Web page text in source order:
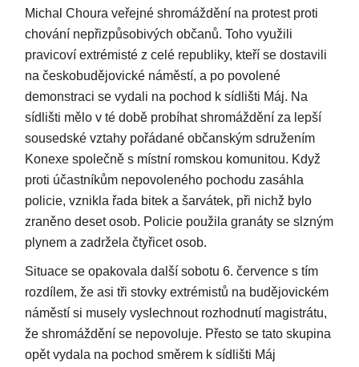
Michal Choura veřejné shromáždění na protest proti
chování nepřizpůsobivých občanů. Toho využili
pravicoví extrémisté z celé republiky, kteří se dostavili
na českobudějovické náměstí, a po povolené
demonstraci se vydali na pochod k sídlišti Máj. Na
sídlišti mělo v té době probíhat shromáždění za lepší
sousedské vztahy pořádané občanským sdružením
Konexe společně s místní romskou komunitou. Když
proti účastníkům nepovoleného pochodu zasáhla
policie, vznikla řada bitek a šarvátek, při nichž bylo
zraněno deset osob. Policie použila granáty se slzným
plynem a zadržela čtyřicet osob.
Situace se opakovala další sobotu 6. července s tím
rozdílem, že asi tři stovky extrémistů na budějovickém
náměstí si musely vyslechnout rozhodnutí magistrátu,
že shromáždění se nepovoluje. Přesto se tato skupina
opět vydala na pochod směrem k sídlišti Máj